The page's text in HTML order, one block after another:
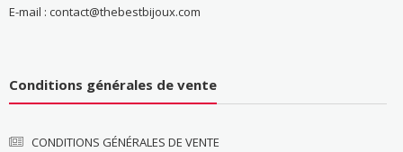
E-mail : contact@thebestbijoux.com
Conditions générales de vente
CONDITIONS GÉNÉRALES DE VENTE